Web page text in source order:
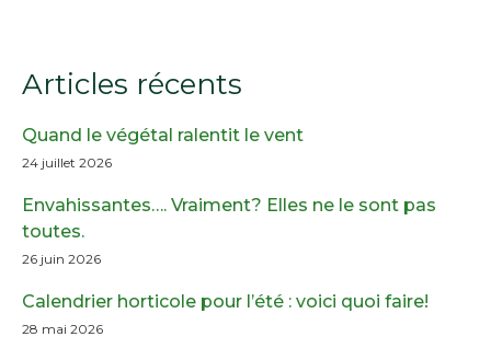
Articles récents
Quand le végétal ralentit le vent
24 juillet 2026
Envahissantes…. Vraiment? Elles ne le sont pas
toutes.
26 juin 2026
Calendrier horticole pour l’été : voici quoi faire!
28 mai 2026